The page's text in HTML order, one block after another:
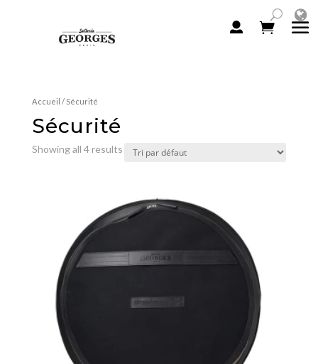
Accueil / Sécurité
Sécurité
Showing all 4 results